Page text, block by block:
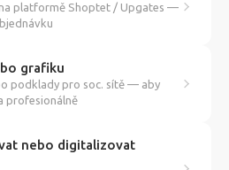
platformě Shoptet / Upgates —
grafiku
podklady pro soc. sítě — aby
profesionálně
nebo digitalizovat